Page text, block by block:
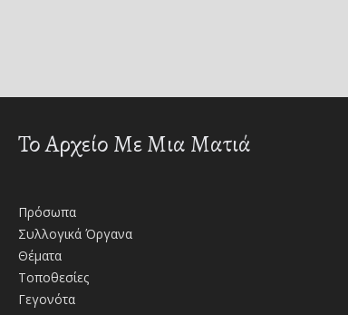
Το Αρχείο Με Μια Ματιά
Πρόσωπα
Συλλογικά Όργανα
Θέματα
Τοποθεσίες
Γεγονότα